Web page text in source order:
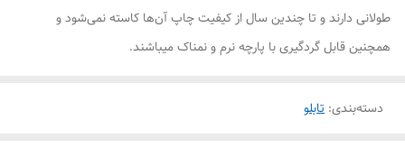
طولانی دارند و تا چندین سال از کیفیت چاپ آن‌ها کاسته نمی‌شود و
همچنین قابل گردگیری با پارچه نرم و نمناک میباشند.
دسته‌بندی: تابلو